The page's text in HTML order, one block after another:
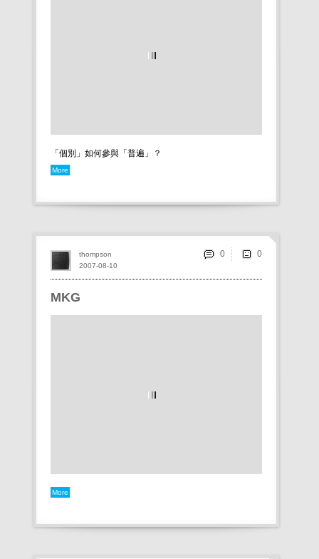
「個別」如何參與「普遍」？
More
MKG
More
2007-08-10
thompson 0